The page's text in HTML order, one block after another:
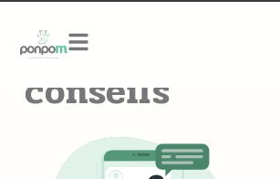
Blog, astuces &
conseils